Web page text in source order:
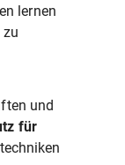
lernen
und
für